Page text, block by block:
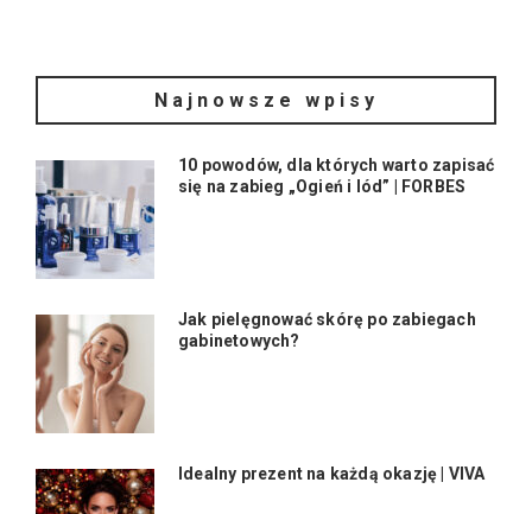
Najnowsze wpisy
10 powodów, dla których warto zapisać
się na zabieg „Ogień i lód” | FORBES
Jak pielęgnować skórę po zabiegach
gabinetowych?
Idealny prezent na każdą okazję | VIVA